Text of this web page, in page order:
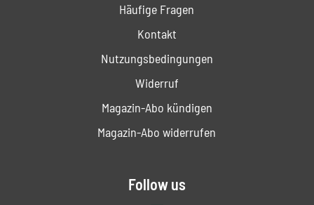
Häufige Fragen
Kontakt
Nutzungs­bedingungen
Widerruf
Magazin-Abo kündigen
Magazin-Abo widerrufen
Follow us